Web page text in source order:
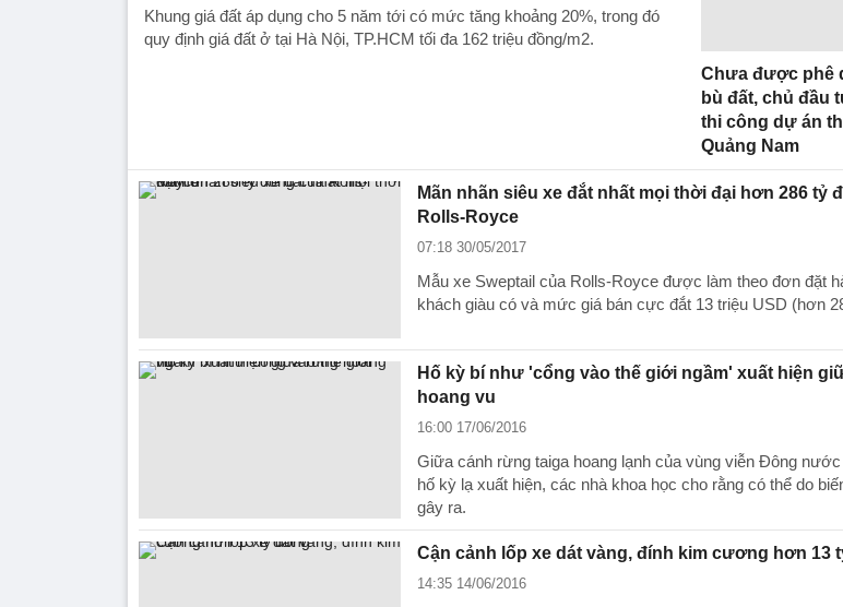
Khung giá đất áp dụng cho 5 năm tới có mức tăng khoảng 20%, trong đó
quy định giá đất ở tại Hà Nội, TP.HCM tối đa 162 triệu đồng/m2.
Chưa được phê
bù đất, chủ đầu
thi công dự án
Quảng Nam
Mãn nhãn siêu xe đắt nhất mọi thời đại hơn 286 tỷ
Rolls-Royce
07:18 30/05/2017
Mẫu xe Sweptail của Rolls-Royce được làm theo đơn đặt
khách giàu có và mức giá bán cực đắt 13 triệu USD (hơn
Hố kỳ bí như 'cổng vào thế giới ngầm' xuất hiện
hoang vu
16:00 17/06/2016
Giữa cánh rừng taiga hoang lạnh của vùng viễn Đông
hố kỳ lạ xuất hiện, các nhà khoa học cho rằng có thể do
gây ra.
Cận cảnh lốp xe dát vàng, đính kim cương hơn 13
14:35 14/06/2016